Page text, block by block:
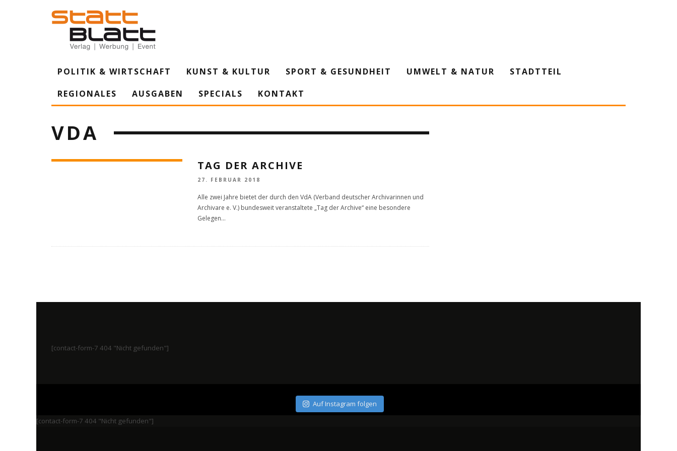
POLITIK & WIRTSCHAFT KUNST & KULTUR SPORT & GESUNDHEIT UMWELT & NATUR
STADTTEIL
REGIONALES
AUSGABEN SPECIALS KONTAKT
VDA
TAG DER ARCHIVE
27. FEBRUAR 2018
Alle zwei Jahre bietet der durch den VdA (Verband deutscher Archivarinnen und
Archivare e. V.) bundesweit veranstaltete „Tag der Archive“ eine besondere
Gelegen...
[contact-form-7 404 "Nicht gefunden"]
Auf Instagram folgen
[contact-form-7 404 "Nicht gefunden"]